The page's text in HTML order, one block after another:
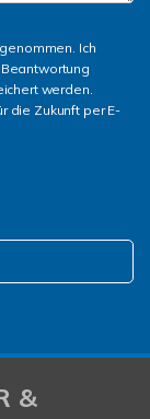
Ich
werden.
die Zukunft per E-
&